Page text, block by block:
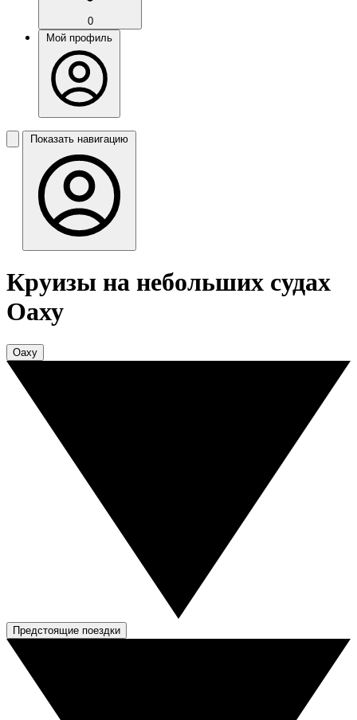
0
Мой профиль
Показать навигацию
Круизы на небольших судах
Оаху
Оаху
Предстоящие поездки